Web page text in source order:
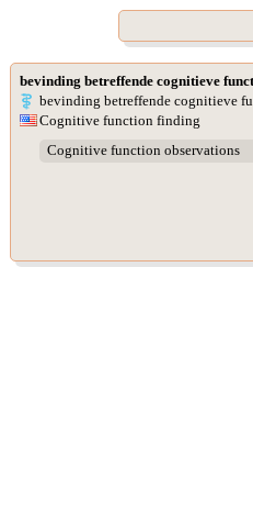
bevinding betreffende cognitieve
bevinding betreffende cognitieve
Cognitive function finding
Cognitive function observations